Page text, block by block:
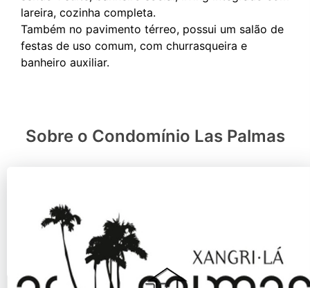
lareira, cozinha completa.
Também no pavimento térreo, possui um salão de
festas de uso comum, com churrasqueira e
Sobre o Condomínio Las Palmas